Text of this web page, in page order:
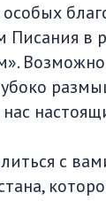
Писания в
нас
с